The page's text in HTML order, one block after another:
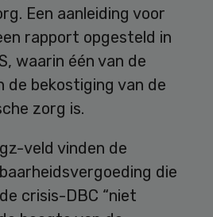
Een aanleiding voor
rapport opgesteld in
waarin één van de
de bekostiging van de
zorg is.
veld vinden de
die
crisis-DBC “niet